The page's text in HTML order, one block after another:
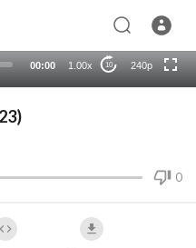
00:00 1.00x 10 240p
HD
0